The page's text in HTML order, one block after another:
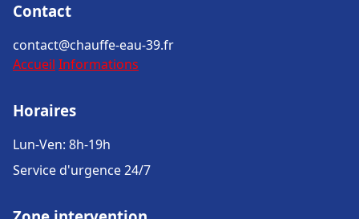
Contact
contact@chauffe-eau-39.fr
Accueil Informations
Horaires
Lun-Ven: 8h-19h
Service d'urgence 24/7